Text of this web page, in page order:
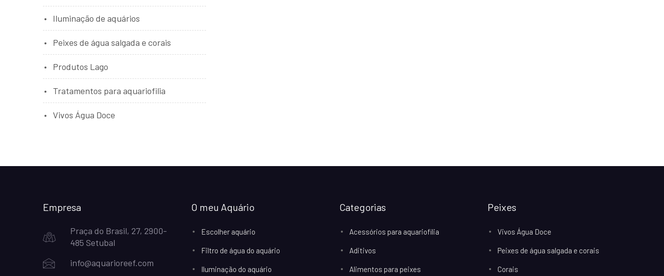
Iluminação de aquários
Peixes de água salgada e corais
Produtos Lago
Tratamentos para aquariofilia
Vivos Água Doce
Empresa
Praça do Brasil, 27, 2900-
485 Setubal
info@aquarioreef.com
O meu Aquário
Escolher aquário
Filtro de água do aquário
Iluminação do aquário
Categorias
Acessórios para aquariofilia
Aditivos
Alimentos para peixes
Peixes
Vivos Água Doce
Peixes de água salgada e corais
Corais